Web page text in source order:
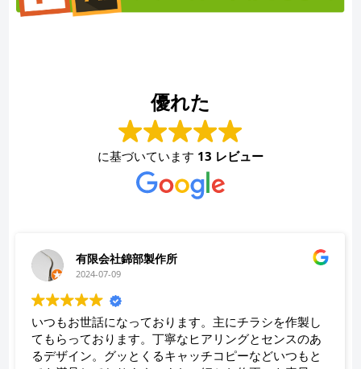
優れた
に基づいています 13 レビュー
有限会社錦部製作所
2024-07-09
いつもお世話になっております。主にチラシを作製し
てもらっております。丁寧なヒアリングとセンスのあ
るデザイン。グッとくるキャッチコピーなどいつもと